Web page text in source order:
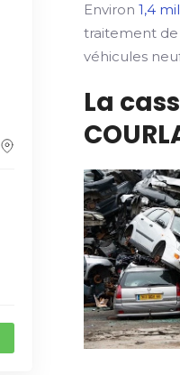
Environ1,4
traitement de
véhicules
La